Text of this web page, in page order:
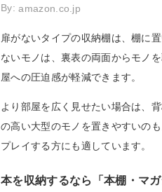
By:amazon.co.jp
扉がないタイプの収納棚は、棚に
ないモノは、裏表の両面からモノ
屋への圧迫感が軽減できます。
より部屋を広く見せたい場合は、
の高い大型のモノを置きやすいの
プレイする方にも適しています。
本を収納するなら「本棚・マガ